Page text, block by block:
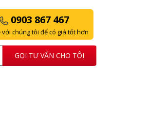
0903 867 467
với chúng tôi để có giá tốt hơn
GỌI TƯ VẤN CHO TÔI